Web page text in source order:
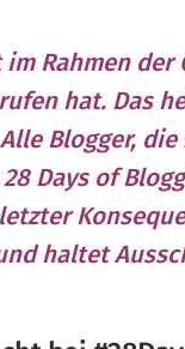
Rahmen der
hat. Das
Blogger,
Days of
haltet